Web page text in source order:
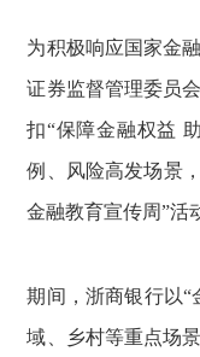
为积极响应国家金
证券监督管理委员
扣“保障金融权益
例、风险高发场景
金融教育宣传周”活
期间，浙商银行以“
域、乡村等重点场